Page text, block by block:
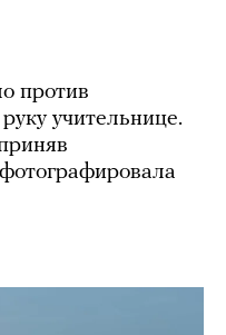
против
учительнице.